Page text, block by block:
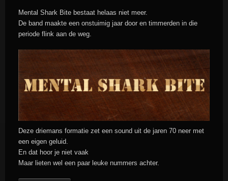
Mental Shark Bite bestaat helaas niet meer.
De band maakte een onstuimig jaar door en timmerden in die
periode flink aan de weg.
Deze driemans formatie zet een sound uit de jaren 70 neer met
een eigen geluid.
En dat hoor je niet vaak
Maar lieten wel een paar leuke nummers achter.